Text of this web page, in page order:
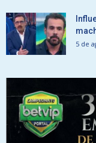
5 de